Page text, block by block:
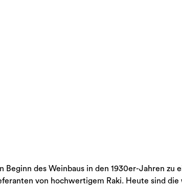
Beginn des Weinbaus in den 1930er-Jahren
von hochwertigem Raki. Heute sind die